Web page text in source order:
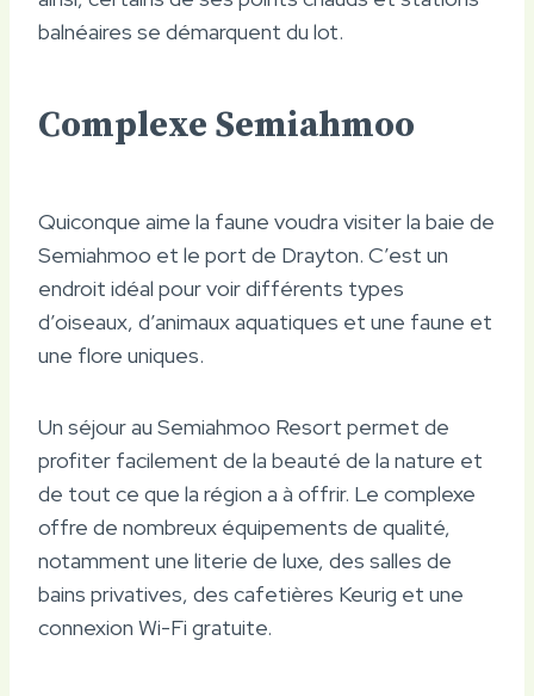
balnéaires se démarquent du lot.
Complexe Semiahmoo
Quiconque aime la faune voudra visiter la baie de
Semiahmoo et le port de Drayton. C’est un
endroit idéal pour voir différents types
d’oiseaux, d’animaux aquatiques et une faune et
une flore uniques.
Un séjour au Semiahmoo Resort permet de
profiter facilement de la beauté de la nature et
de tout ce que la région a à offrir. Le complexe
offre de nombreux équipements de qualité,
notamment une literie de luxe, des salles de
bains privatives, des cafetières Keurig et une
connexion Wi-Fi gratuite.